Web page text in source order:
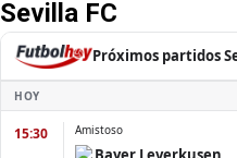
Sevilla FC